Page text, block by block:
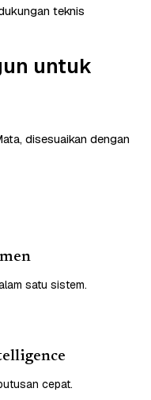
teknis
untuk
disesuaikan dengan
satu sistem.
cepat.